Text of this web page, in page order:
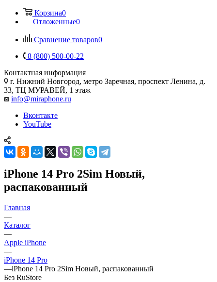
Корзина0
Отложенные0
Сравнение товаров0
8 (800) 500-00-22
Контактная информация
г. Нижний Новгород, метро Заречная, проспект Ленина, д.
33, ТЦ МУРАВЕЙ, 1 этаж
info@miraphone.ru
Вконтакте
YouTube
iPhone 14 Pro 2Sim Новый,
распакованный
Главная
—
Каталог
—
Apple iPhone
—
iPhone 14 Pro
—iPhone 14 Pro 2Sim Новый, распакованный
Без RuStore